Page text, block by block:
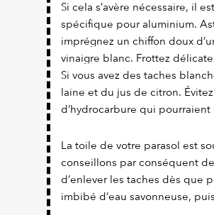
Si cela s’avère nécessaire, il
spécifique pour aluminium.
imprégnez un chiffon doux
vinaigre blanc. Frottez
Si vous avez des taches
laine et du jus de citron.
d’hydrocarbure qui
La toile de votre parasol est
conseillons par conséquent
d’enlever les taches dès que
imbibé d’eau savonneuse,